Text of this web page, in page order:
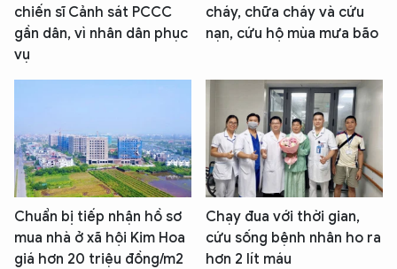
chiến sĩ Cảnh sát PCCC
gần dân, vì nhân dân phục
vụ
cháy, chữa cháy và cứu
nạn, cứu hộ mùa mưa bão
Chuẩn bị tiếp nhận hồ sơ
mua nhà ở xã hội Kim Hoa
giá hơn 20 triệu đồng/m2
Chạy đua với thời gian,
cứu sống bệnh nhân ho ra
hơn 2 lít máu
XIN CHÀO,
TÔI LÀ CHATBOT CỦA
Hãy hỏi tôi bất kỳ điều gì bạn cần biết về
An Ninh Thủ Đô nhé. Tôi sẵn sàng hỗ trợ!